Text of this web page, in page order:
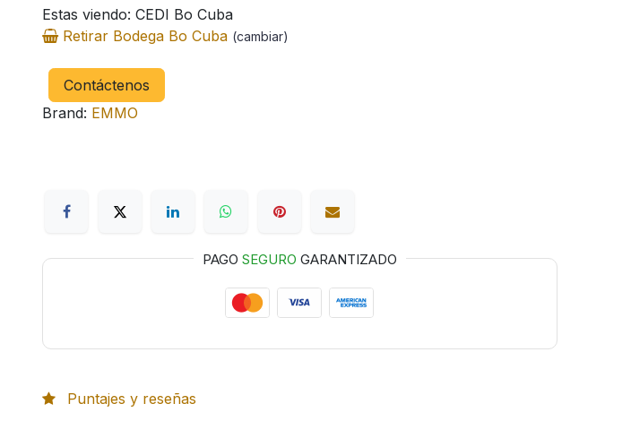
Estas viendo: CEDI Bo Cuba
Retirar Bodega Bo Cuba (cambiar)
Contáctenos
Brand: EMMO
PAGO SEGURO GARANTIZADO
Puntajes y reseñas